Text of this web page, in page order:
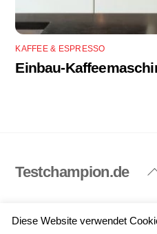
KAFFEE & ESPRESSO
Einbau-
Testchampion.de
Diese Website verwendet